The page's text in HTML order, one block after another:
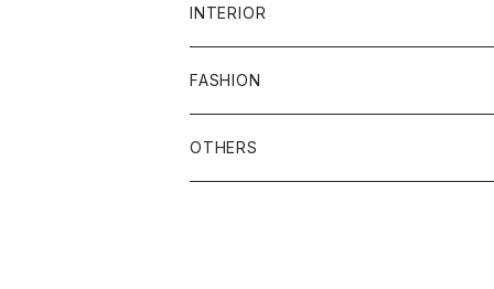
刺繍
ビーズ
刺繍ビーズ
食器類
お皿
グラス
その他
INTERIOR
プフ
鏡
FASHION
バッグ
OTHERS